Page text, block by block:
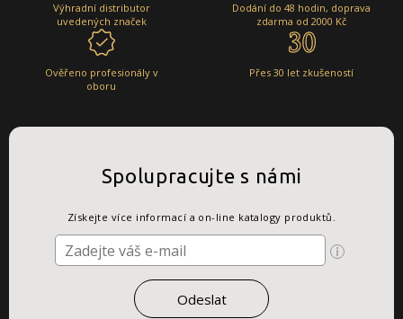
Výhradní distributor
uvedených značek
Dodání do 48 hodin, doprava
zdarma od 2000 Kč
Ověřeno profesionály v
oboru
Přes 30 let zkušeností
Spolupracujte s námi
Získejte více informací a on-line katalogy produktů.